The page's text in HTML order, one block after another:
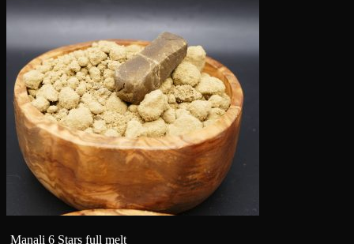
Manali 6 Stars full melt